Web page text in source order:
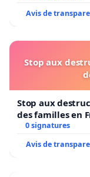
Avis de
Stop aux
Stop aux
des familles en
0 signatures
Avis de